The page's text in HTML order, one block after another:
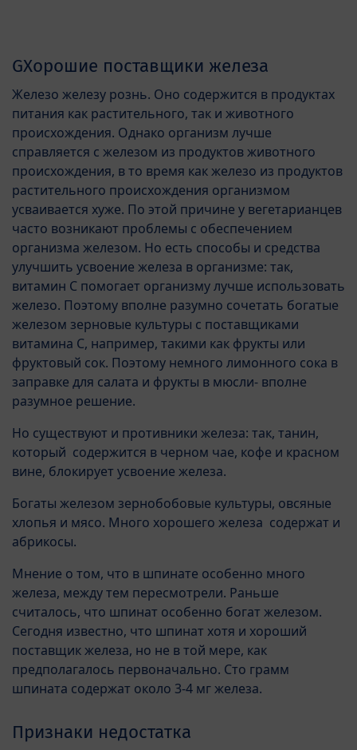
GХорошие поставщики железа
Железо железу рознь. Оно содержится в продуктах
питания как растительного, так и животного
происхождения. Однако организм лучше
справляется с железом из продуктов животного
происхождения, в то время как железо из продуктов
растительного происхождения организмом
усваивается хуже. По этой причине у вегетарианцев
часто возникают проблемы с обеспечением
организма железом. Но есть способы и средства
улучшить усвоение железа в организме: так,
витамин С помогает организму лучше использовать
железо. Поэтому вполне разумно сочетать богатые
железом зерновые культуры с поставщиками
витамина С, например, такими как фрукты или
фруктовый сок. Поэтому немного лимонного сока в
заправке для салата и фрукты в мюсли- вполне
разумное решение.
Но существуют и противники железа: так, танин,
который содержится в черном чае, кофе и красном
вине, блокирует усвоение железа.
Богаты железом зернобобовые культуры, овсяные
хлопья и мясо. Много хорошего железа содержат и
абрикосы.
Мнение о том, что в шпинате особенно много
железа, между тем пересмотрели. Раньше
считалось, что шпинат особенно богат железом.
Сегодня известно, что шпинат хотя и хороший
поставщик железа, но не в той мере, как
предполагалось первоначально. Сто грамм
шпината содержат около 3-4 мг железа.
Признаки недостатка